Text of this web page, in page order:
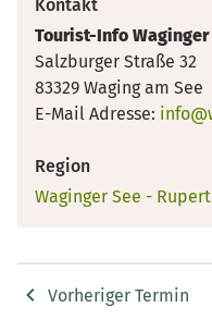
Kontakt
Tourist-Info Waginger
Salzburger Straße 32
83329 Waging am See
E-Mail Adresse:
Region
Waginger See -
Vorheriger Termin